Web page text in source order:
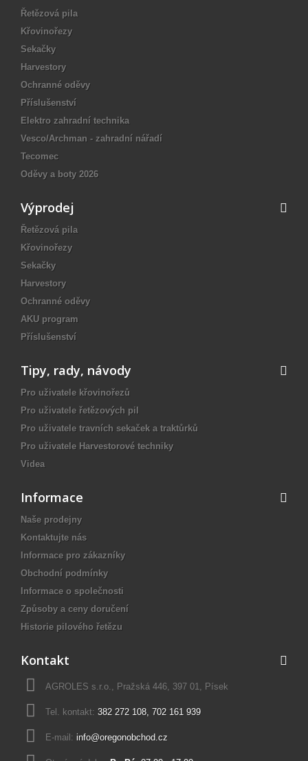
Řetězová pila
Křovinořezy
Sekačky
Harvestory
Ochranné oděvy
Příslušenství
Elektro zahradní technika
Vesco/Archman - zahradní nářadí
Tecomec
Oděvy a boty 2026
Výprodej
Řetězová pila
Křovinořezy
Sekačky
Harvestory
Ochranné oděvy
AKU program
Příslušenství
Tipy, rady, návody
Pro uživatele křovinořezů
Pro uživatele řetězových pil
Pro uživatele travních sekaček a traktůrků
Pro uživatele Harvestorové techniky
Videa
Informace
Naše prodejny
Kontaktujte nás
Informace pro zákazníky
Obchodní podmínky
Informace o společnosti
Způsoby a ceny doručení
Historie pilového řetězu
Kontakt
AGROLES s.r.o., Pražská 446, 397 01, Písek
Tel. kontakt: 382 272 108, 702 161 939
E-mail: info@oregonobchod.cz